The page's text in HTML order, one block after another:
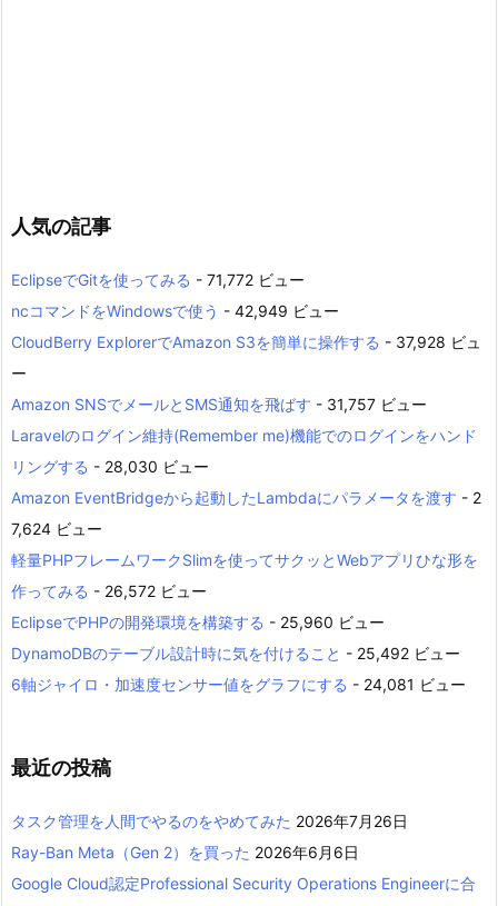
人気の記事
EclipseでGitを使ってみる - 71,772 ビュー
ncコマンドをWindowsで使う - 42,949 ビュー
CloudBerry ExplorerでAmazon S3を簡単に操作する - 37,928 ビュ
ー
Amazon SNSでメールとSMS通知を飛ばす - 31,757 ビュー
Laravelのログイン維持(Remember me)機能でのログインをハンド
リングする - 28,030 ビュー
Amazon EventBridgeから起動したLambdaにパラメータを渡す - 2
7,624 ビュー
軽量PHPフレームワークSlimを使ってサクッとWebアプリひな形を
作ってみる - 26,572 ビュー
EclipseでPHPの開発環境を構築する - 25,960 ビュー
DynamoDBのテーブル設計時に気を付けること - 25,492 ビュー
6軸ジャイロ・加速度センサー値をグラフにする - 24,081 ビュー
最近の投稿
タスク管理を人間でやるのをやめてみた 2026年7月26日
Ray-Ban Meta（Gen 2）を買った 2026年6月6日
Google Cloud認定Professional Security Operations Engineerに合